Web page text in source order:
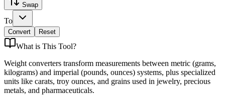
Swap
To
Convert Reset
What is This Tool?
Weight converters transform measurements between metric (grams,
kilograms) and imperial (pounds, ounces) systems, plus specialized
units like carats, troy ounces, and grains used in jewelry, precious
metals, and pharmaceuticals.